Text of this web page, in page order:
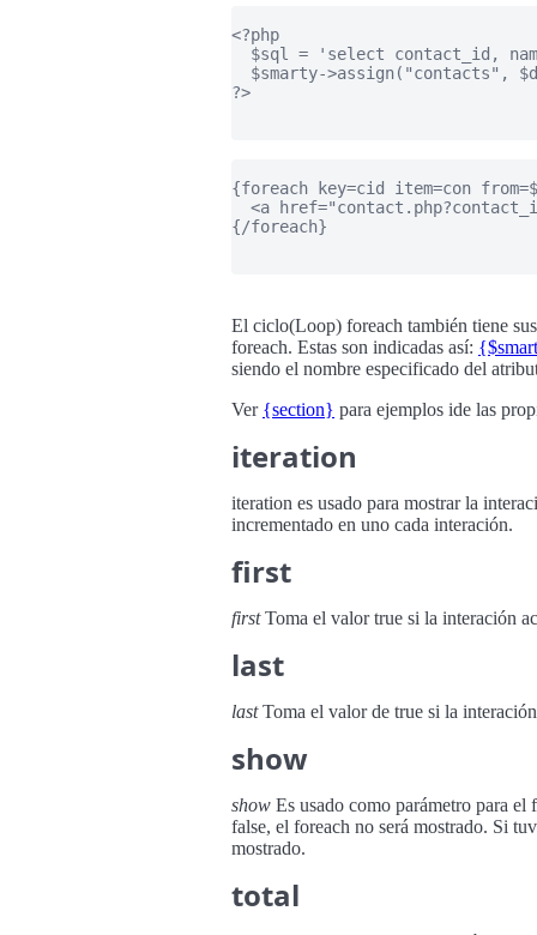
<?php
$sql = 'select contact_id,
$smarty->assign("contacts",
?>
{foreach key=cid item=con
<a
{/foreach}
El ciclo(Loop) foreach también tiene
foreach. Estas son indicadas así:
siendo el nombre especificado del
Ver {section} para ejemplos ide las
iteration
iteration es usado para mostrar la
incrementado en uno cada interación.
first
firstToma el valor true si la interación
last
lastToma el valor de true si la
show
show Es usado como parámetro para el
false, el foreach no será mostrado. Si
mostrado.
total